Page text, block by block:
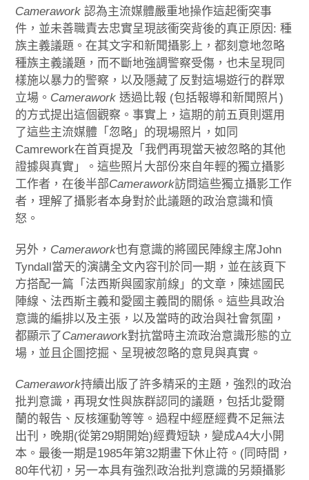
Camerawork認為主流媒體嚴重地操作這起衝突事
件，並未善職責去忠實呈現該衝突背後的真正原因: 種
族主義議題。在其文字和新聞攝影上，都刻意地忽略
種族主義議題，而不斷地強調警察受傷，也未呈現同
樣施以暴力的警察，以及隱藏了反對這場遊行的群眾
立場。 Camerawork透過比報 (包括報導和新聞照片)
的方式提出這個觀察。事實上，這期的前五頁則選用
了這些主流媒體「忽略」的現場照片，如同
Camrework在首頁提及「我們再現當天被忽略的其他
證據與真實」。這些照片大部份來自年輕的獨立攝影
工作者，在後半部Camerawork訪問這些獨立攝影工作
者，理解了攝影者本身對於此議題的政治意識和憤
怒。
另外， Camerawork也有意識的將國民陣線主席John
Tyndall當天的演講全文內容刊於同一期，並在該頁下
方搭配一篇「法西斯與國家前線」的文章，陳述國民
陣線、法西斯主義和愛國主義間的關係。這些具政治
意識的編排以及主張，以及當時的政治與社會氛圍，
都顯示了Camerawork對抗當時主流政治意識形態的立
場，並且企圖挖掘、呈現被忽略的意見與真實。
Camerawork持續出版了許多精采的主題，強烈的政治
批判意識，再現女性與族群認同的議題，包括北愛爾
蘭的報告、反核運動等等。過程中經歷經費不足無法
出刊，晚期(從第29期開始)經費短缺，變成A4大小開
本。最後一期是1985年第32期畫下休止符。(同時間，
80年代初，另一本具有強烈政治批判意識的另類攝影